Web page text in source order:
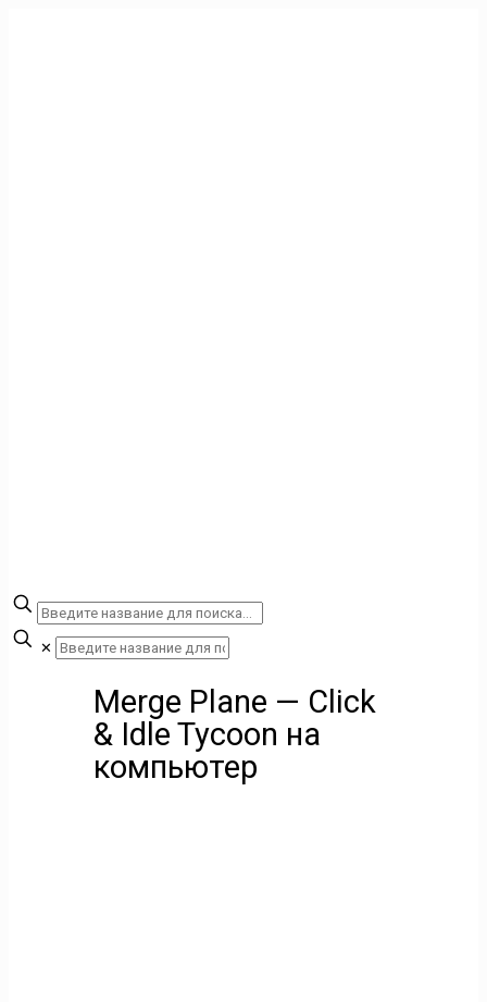
✕
Merge Plane — Click
& Idle Tycoon на
компьютер